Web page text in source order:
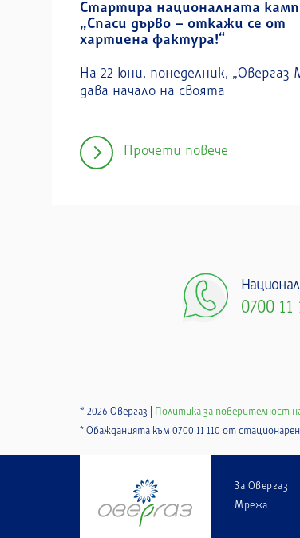
Стартира националната
„Спаси дърво – откажи се от
хартиена фактура!“
На 22 юни, понеделник, „Овергаз
дава начало на своята
Прочети повече
0700 11
© 2026 Овергаз | Политика за поверителност
* Обажданията към 0700 11 110 от
За Овергаз
Мрежа